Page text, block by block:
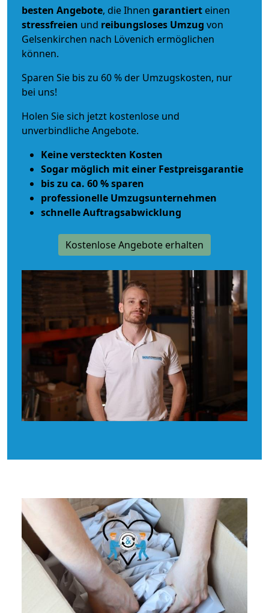
besten Angebote, die Ihnen garantiert einen
stressfreien und reibungsloses Umzug von
Gelsenkirchen nach Lövenich ermöglichen
können.
Sparen Sie bis zu 60 % der Umzugskosten, nur
bei uns!
Holen Sie sich jetzt kostenlose und
unverbindliche Angebote.
Keine versteckten Kosten
Sogar möglich mit einer Festpreisgarantie
bis zu ca. 60 % sparen
professionelle Umzugsunternehmen
schnelle Auftragsabwicklung
Kostenlose Angebote erhalten